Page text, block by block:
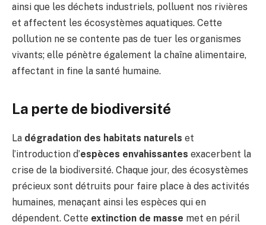
ainsi que les déchets industriels, polluent nos rivières
et affectent les écosystèmes aquatiques. Cette
pollution ne se contente pas de tuer les organismes
vivants; elle pénètre également la chaîne alimentaire,
affectant in fine la santé humaine.
La perte de biodiversité
La dégradation des habitats naturels et
l’introduction d’espèces envahissantes exacerbent la
crise de la biodiversité. Chaque jour, des écosystèmes
précieux sont détruits pour faire place à des activités
humaines, menaçant ainsi les espèces qui en
dépendent. Cette extinction de masse met en péril